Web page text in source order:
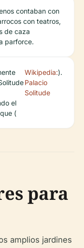
contaban con
con teatros,
de caza
parforce.
el
(
Wikipedia:
Palacio
Solitude
).
para
amplios jardines